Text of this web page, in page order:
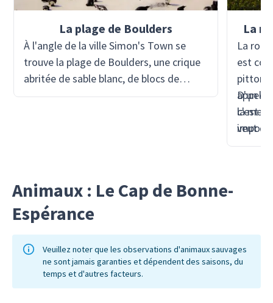
La plage de Boulders
À l'angle de la ville Simon's Town se
trouve la plage de Boulders, une crique
abritée de sable blanc, de blocs de
granit massifs et d'eau froide. La plage
leur nid, se dandiner sur le sable et
glisser dans l'eau.
La
La
est
appelé
c'est
veut
du Cap.
D'un
la mer
vous.
Animaux : Le Cap de Bonne-
Espérance
Veuillez noter que les observations d'animaux sauvages
ne sont jamais garanties et dépendent des saisons, du
temps et d'autres facteurs.